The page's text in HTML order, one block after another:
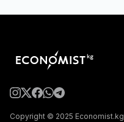
Copyright © 2025 Economist.kg